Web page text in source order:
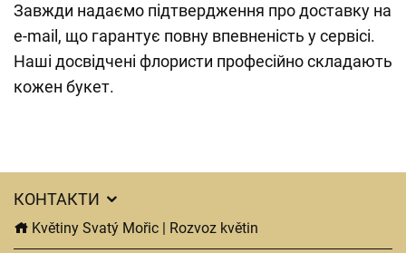
Завжди надаємо підтвердження про доставку на
e-mail, що гарантує повну впевненість у сервісі.
Наші досвідчені флористи професійно складають
кожен букет.
КОНТАКТИ
Květiny Svatý Mořic | Rozvoz květin